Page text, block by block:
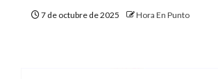
7 de octubre de 2025 Hora En Punto